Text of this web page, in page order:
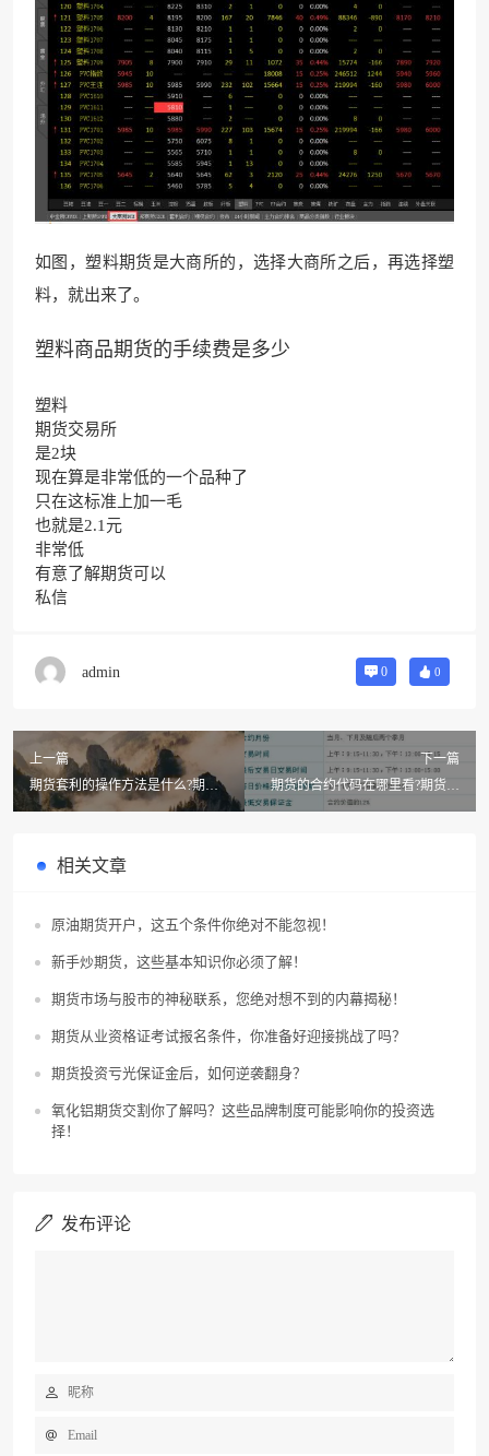
如图，塑料期货是大商所的，选择大商所之后，再选择塑
料，就出来了。
塑料商品期货的手续费是多少
塑料
期货交易所
是2块
现在算是非常低的一个品种了
只在这标准上加一毛
也就是2.1元
非常低
有意了解期货可以
私信
admin 0 0
上一篇
期货套利的操作方法是什么?期货
开盘操作方法
下一篇
期货的合约代码在哪里看?期货合
约代码是什么意思
相关文章
原油期货开户，这五个条件你绝对不能忽视！
新手炒期货，这些基本知识你必须了解！
期货市场与股市的神秘联系，您绝对想不到的内幕揭秘！
期货从业资格证考试报名条件，你准备好迎接挑战了吗？
期货投资亏光保证金后，如何逆袭翻身？
氧化铝期货交割你了解吗？这些品牌制度可能影响你的投资选
择！
发布评论